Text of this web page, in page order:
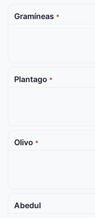
Gramíneas *
Plantago *
Olivo *
Abedul